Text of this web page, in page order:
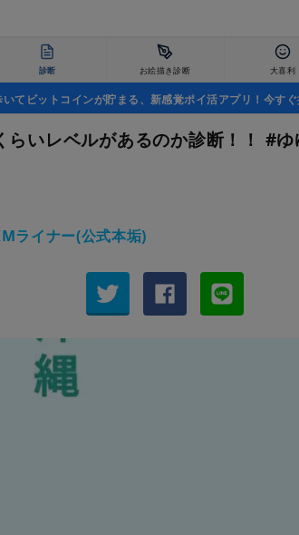
診断 お絵描き診断 大喜利
てビットコインが貯まる、新感覚ポイ活アプリ！今す
らいレベルがあるのか診断！！ #
ライナー(公式本垢)